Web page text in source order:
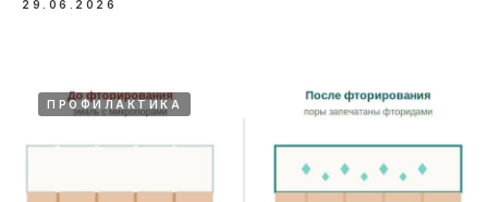
29.06.2026
ПРОФИЛАКТИКА